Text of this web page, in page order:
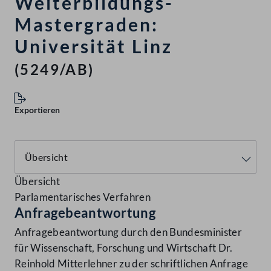
Mastergraden:
Universität Linz
(5249/AB)
Exportieren
Übersicht
Parlamentarisches Verfahren
Anfragebeantwortung
Anfragebeantwortung durch den Bundesminister
für Wissenschaft, Forschung und Wirtschaft Dr.
Reinhold Mitterlehner zu der schriftlichen Anfrage